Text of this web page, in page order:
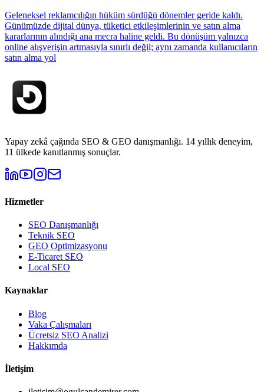
Geleneksel reklamcılığın hüküm sürdüğü dönemler geride kaldı.
Günümüzde dijital dünya, tüketici etkileşimlerinin ve satın alma
kararlarının alındığı ana mecra haline geldi. Bu dönüşüm yalnızca
online alışverişin artmasıyla sınırlı değil; aynı zamanda kullanıcıların
satın alma yol
Yapay zekâ çağında SEO & GEO danışmanlığı. 14 yıllık deneyim,
11 ülkede kanıtlanmış sonuçlar.
Hizmetler
SEO Danışmanlığı
Teknik SEO
GEO Optimizasyonu
E-Ticaret SEO
Local SEO
Kaynaklar
Blog
Vaka Çalışmaları
Ücretsiz SEO Analizi
Hakkımda
İletişim